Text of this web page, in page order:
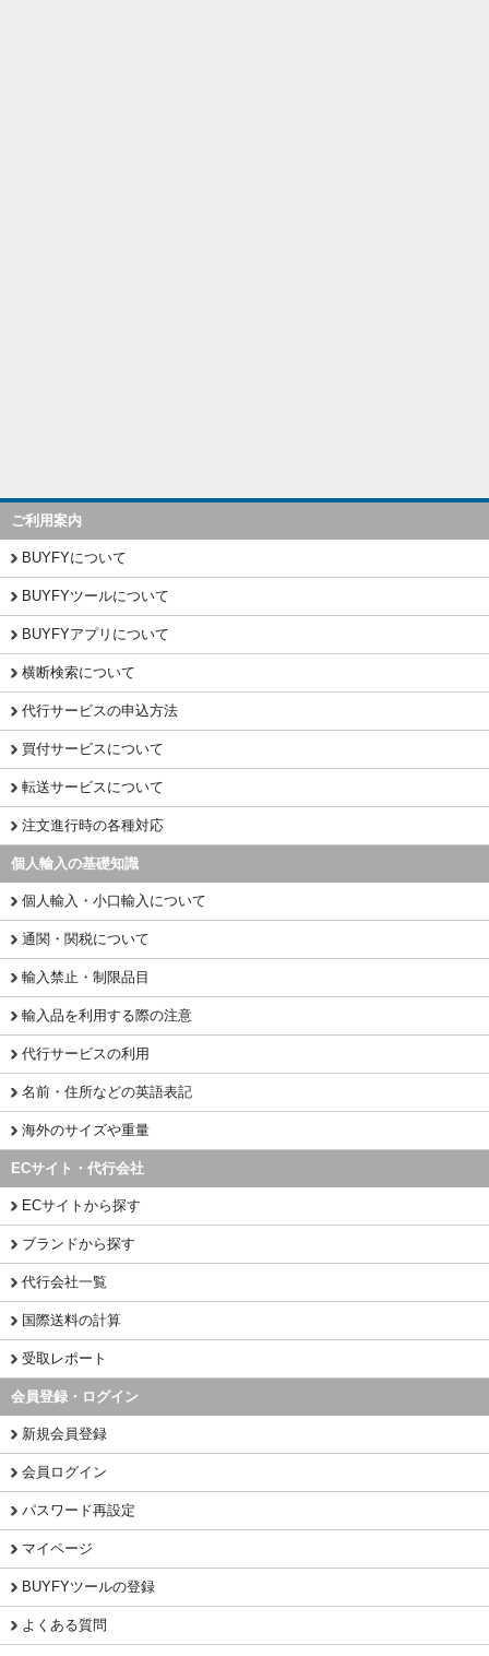
ご利用案内
BUYFYについて
BUYFYツールについて
BUYFYアプリについて
横断検索について
代行サービスの申込方法
買付サービスについて
転送サービスについて
注文進行時の各種対応
個人輸入の基礎知識
個人輸入・小口輸入について
通関・関税について
輸入禁止・制限品目
輸入品を利用する際の注意
代行サービスの利用
名前・住所などの英語表記
海外のサイズや重量
ECサイト・代行会社
ECサイトから探す
ブランドから探す
代行会社一覧
国際送料の計算
受取レポート
会員登録・ログイン
新規会員登録
会員ログイン
パスワード再設定
マイページ
BUYFYツールの登録
よくある質問